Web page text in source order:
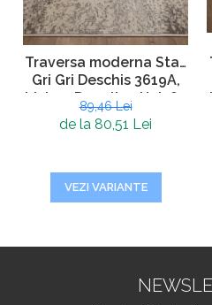
Traversa moderna Star,
Gri Gri Deschis 3619A,
Living, Dormitor, Hol, 80
x 250 cm
89,46 Lei
de la 80,51 Lei
VEZI VARIANTE